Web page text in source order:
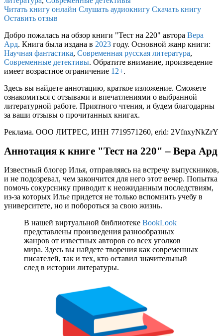
Читать книгу онлайн Слушать аудиокнигу Скачать книгу
Оставить отзыв
Добро пожалась на обзор книги "Тест на 220" автора Вера
Ард. Книга была издана в 2023 году. Основной жанр книги:
Научная фантастика, Современная русская литература,
Современные детективы. Обратите внимание, произведение
имеет возрастное ограничение 12+.
Здесь вы найдете аннотацию, краткое изложение. Сможете
ознакомиться с отзывами и впечатлениями о выбранной
литературной работе. Приятного чтения, и будем благодарны
за ваши отзывы о прочитанных книгах.
Реклама. ООО ЛИТРЕС, ИНН 7719571260, erid: 2VfnxyNkZrY
Аннотация к книге "Тест на 220" – Вера Ард
Известный блогер Илья, отправляясь на встречу выпускников,
и не подозревал, чем закончится для него этот вечер. Попытка
помочь сокурснику приводит к неожиданным последствиям,
из-за которых Илье придется не только вспомнить учебу в
университете, но и побороться за свою жизнь.
В нашей виртуальной библиотеке BookLook
представлены произведения разнообразных
жанров от известных авторов со всех уголков
мира. Здесь вы найдете творения как современных
писателей, так и тех, кто оставил значительный
след в истории литературы.